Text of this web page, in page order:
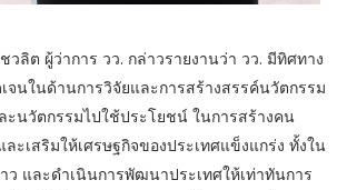
วลิต ผู้ว่าการ วว. กล่าวรายงานว่า วว. มีทิศทาง
จนในด้านการวิจัยและการสร้างสรรค์นวัตกรรม
ะนวัตกรรมไปใช้ประโยชน์ ในการสร้างคน
ะเสริมให้เศรษฐกิจของประเทศแข็งแกร่ง ทั้งใน
ว และดำเนินการพัฒนาประเทศให้เท่าทันการ